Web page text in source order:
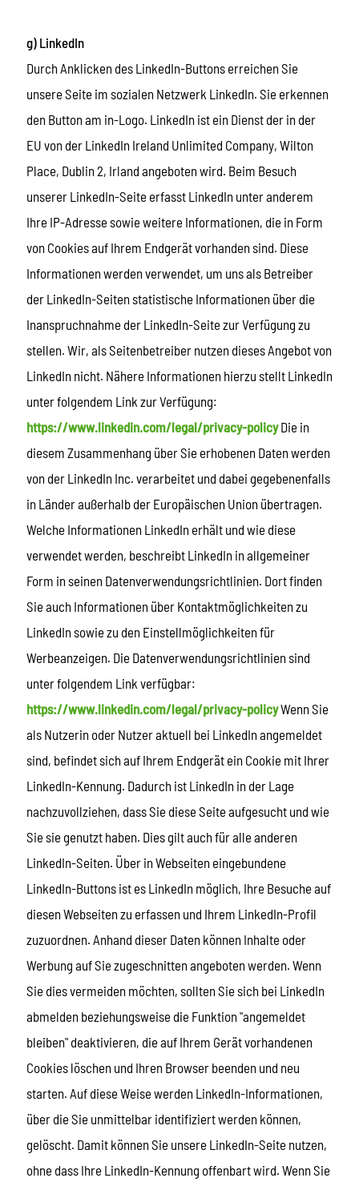
g) LinkedIn
Durch Anklicken des LinkedIn-Buttons erreichen Sie
unsere Seite im sozialen Netzwerk LinkedIn. Sie erkennen
den Button am in-Logo. LinkedIn ist ein Dienst der in der
EU von der LinkedIn Ireland Unlimited Company, Wilton
Place, Dublin 2, Irland angeboten wird. Beim Besuch
unserer LinkedIn-Seite erfasst LinkedIn unter anderem
Ihre IP-Adresse sowie weitere Informationen, die in Form
von Cookies auf Ihrem Endgerät vorhanden sind. Diese
Informationen werden verwendet, um uns als Betreiber
der LinkedIn-Seiten statistische Informationen über die
Inanspruchnahme der LinkedIn-Seite zur Verfügung zu
stellen. Wir, als Seitenbetreiber nutzen dieses Angebot von
LinkedIn nicht. Nähere Informationen hierzu stellt LinkedIn
unter folgendem Link zur Verfügung:
https://www.linkedin.com/legal/privacy-policyDie in
diesem Zusammenhang über Sie erhobenen Daten werden
von der LinkedIn Inc. verarbeitet und dabei gegebenenfalls
in Länder außerhalb der Europäischen Union übertragen.
Welche Informationen LinkedIn erhält und wie diese
verwendet werden, beschreibt LinkedIn in allgemeiner
Form in seinen Datenverwendungsrichtlinien. Dort finden
Sie auch Informationen über Kontaktmöglichkeiten zu
LinkedIn sowie zu den Einstellmöglichkeiten für
Werbeanzeigen. Die Datenverwendungsrichtlinien sind
unter folgendem Link verfügbar:
https://www.linkedin.com/legal/privacy-policyWenn Sie
als Nutzerin oder Nutzer aktuell bei LinkedIn angemeldet
sind, befindet sich auf Ihrem Endgerät ein Cookie mit Ihrer
LinkedIn-Kennung. Dadurch ist LinkedIn in der Lage
nachzuvollziehen, dass Sie diese Seite aufgesucht und wie
Sie sie genutzt haben. Dies gilt auch für alle anderen
LinkedIn-Seiten. Über in Webseiten eingebundene
LinkedIn-Buttons ist es LinkedIn möglich, Ihre Besuche auf
diesen Webseiten zu erfassen und Ihrem LinkedIn-Profil
zuzuordnen. Anhand dieser Daten können Inhalte oder
Werbung auf Sie zugeschnitten angeboten werden. Wenn
Sie dies vermeiden möchten, sollten Sie sich bei LinkedIn
abmelden beziehungsweise die Funktion "angemeldet
bleiben" deaktivieren, die auf Ihrem Gerät vorhandenen
Cookies löschen und Ihren Browser beenden und neu
starten. Auf diese Weise werden LinkedIn-Informationen,
über die Sie unmittelbar identifiziert werden können,
gelöscht. Damit können Sie unsere LinkedIn-Seite nutzen,
ohne dass Ihre LinkedIn-Kennung offenbart wird. Wenn Sie